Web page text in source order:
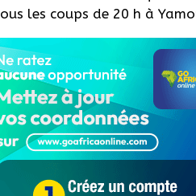
les coups de 20 h à